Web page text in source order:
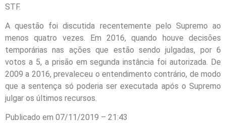
STF.
A questão foi discutida recentemente pelo Supremo ao
menos quatro vezes. Em 2016, quando houve decisões
temporárias nas ações que estão sendo julgadas, por 6
votos a 5, a prisão em segunda instância foi autorizada. De
2009 a 2016, prevaleceu o entendimento contrário, de modo
que a sentença só poderia ser executada após o Supremo
julgar os últimos recursos.
Publicado em 07/11/2019 – 21:43